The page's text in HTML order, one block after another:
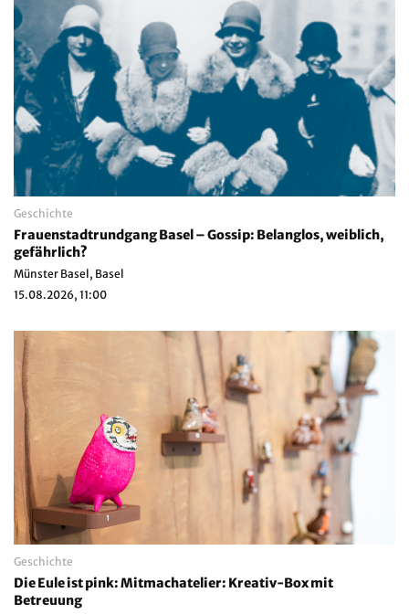
Geschichte
Frauenstadtrundgang Basel – Gossip: Belanglos, weiblich,
gefährlich?
Münster Basel, Basel
15.08.2026, 11:00
Geschichte
Die Eule ist pink: Mitmachatelier: Kreativ-Box mit
Betreuung